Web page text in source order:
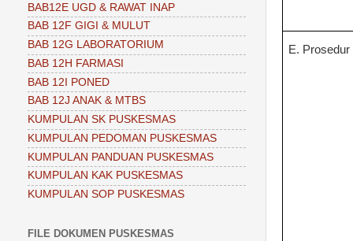
E. Prosedur
BAB12E UGD & RAWAT INAP
BAB 12F GIGI & MULUT
BAB 12G LABORATORIUM
BAB 12H FARMASI
BAB 12I PONED
BAB 12J ANAK & MTBS
KUMPULAN SK PUSKESMAS
KUMPULAN PEDOMAN PUSKESMAS
KUMPULAN PANDUAN PUSKESMAS
KUMPULAN KAK PUSKESMAS
KUMPULAN SOP PUSKESMAS
FILE DOKUMEN PUSKESMAS